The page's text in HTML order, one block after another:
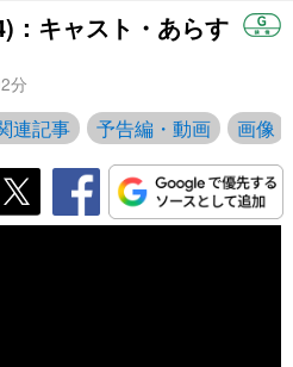
：キャスト・あらす
分
連記事 予告編・動画 画像